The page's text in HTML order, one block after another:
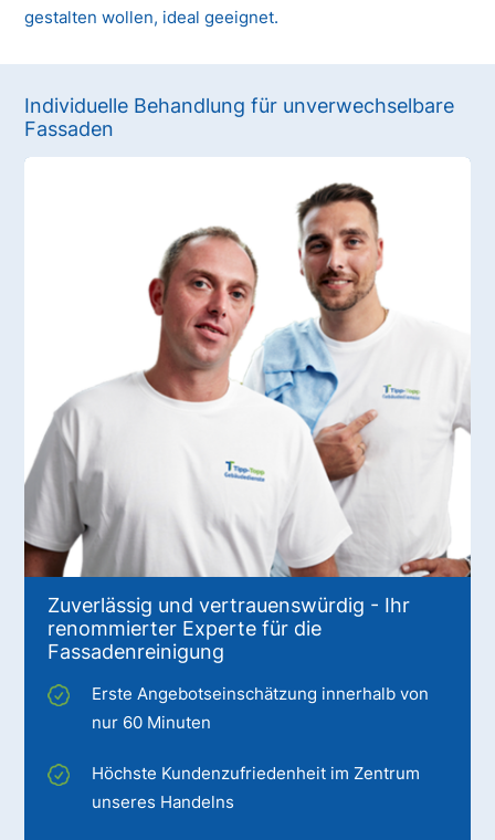
gestalten wollen, ideal geeignet.
Individuelle Behandlung für unverwechselbare
Fassaden
Zuverlässig und vertrauenswürdig - Ihr
renommierter Experte für die
Fassadenreinigung
Erste Angebotseinschätzung innerhalb von
nur 60 Minuten
Höchste Kundenzufriedenheit im Zentrum
unseres Handelns